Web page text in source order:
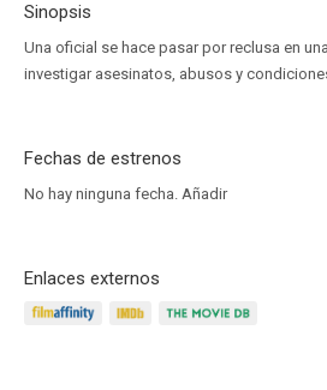
Sinopsis
Una oficial se hace pasar por reclusa en
investigar asesinatos, abusos y
Fechas de estrenos
No hay ninguna fecha. Añadir
Enlaces externos